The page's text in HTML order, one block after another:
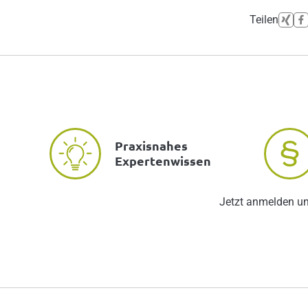
Teilen
Praxisnahes
Expertenwissen
Jetzt anmelden